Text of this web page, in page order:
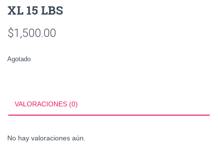
XL 15 LBS
$1,500.00
Agotado
VALORACIONES (0)
No hay valoraciones aún.